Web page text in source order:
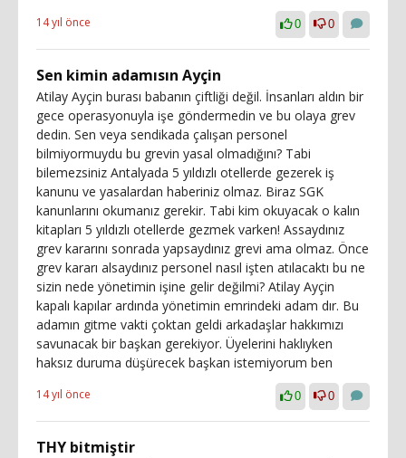
14 yıl önce 0 0
Sen kimin adamısın Ayçin
Atilay Ayçin burası babanın çiftliği değil. İnsanları aldın bir
gece operasyonuyla işe göndermedin ve bu olaya grev
dedin. Sen veya sendikada çalışan personel
bilmiyormuydu bu grevin yasal olmadığını? Tabi
bilemezsiniz Antalyada 5 yıldızlı otellerde gezerek iş
kanunu ve yasalardan haberiniz olmaz. Biraz SGK
kanunlarını okumanız gerekir. Tabi kim okuyacak o kalın
kitapları 5 yıldızlı otellerde gezmek varken! Assaydınız
grev kararını sonrada yapsaydınız grevi ama olmaz. Önce
grev kararı alsaydınız personel nasıl işten atılacaktı bu ne
sizin nede yönetimin işine gelir değilmi? Atilay Ayçin
kapalı kapılar ardında yönetimin emrindeki adam dır. Bu
adamın gitme vakti çoktan geldi arkadaşlar hakkımızı
savunacak bir başkan gerekiyor. Üyelerini haklıyken
haksız duruma düşürecek başkan istemiyorum ben
14 yıl önce 0 0
THY bitmiştir